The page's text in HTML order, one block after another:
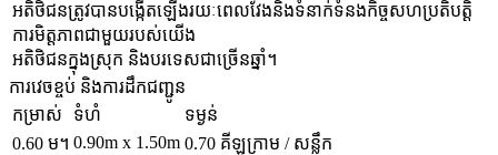
អតិថិជនត្រូវបានបង្កើតឡើងរយៈពេលវែងនិងទំនាក់ទំនងកិច្ចសហប្រតិបត្តិ
ការមិត្តភាពជាមួយរបស់យើង
អតិថិជនក្នុងស្រុក និងបរទេសជាច្រើនឆ្នាំ។
ការវេចខ្ចប់ និងការដឹកជញ្ជូន
កម្រាស់
ទំហំ
ទម្ងន់
0.60 ម។ 0.90m x 1.50m 0.70 គីឡូក្រាម / សន្លឹក